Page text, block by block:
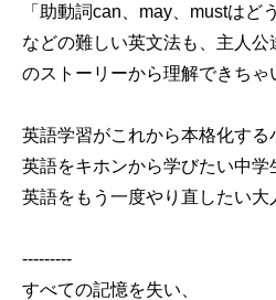
「助動詞can、may、mustはど
などの難しい英文法も、主人
のストーリーから理解できちゃ
英語学習がこれから本格化する
英語をキホンから学びたい中学
英語をもう一度やり直したい大
---------
すべての記憶を失い、